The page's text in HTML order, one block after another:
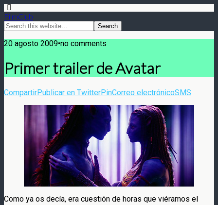
FilmClub
20 agosto 2009•no comments
Primer trailer de Avatar
CompartirPublicar en TwitterPinCorreo electrónicoSMS
Como ya os decía, era cuestión de horas que viéramos el